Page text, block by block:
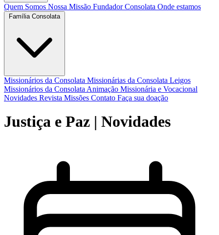
Quem Somos Nossa Missão FundadorConsolata Onde estamos
Família Consolata
Missionários da Consolata Missionárias da Consolata Leigos
Missionários da Consolata Animação Missionária e Vocacional
Novidades Revista Missões Contato Faça sua doação
Justiça e Paz | Novidades